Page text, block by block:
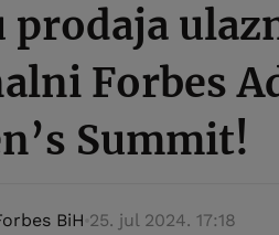
prodaja
Forbes
Summit!
BiH 25. jul 2024. 17:18